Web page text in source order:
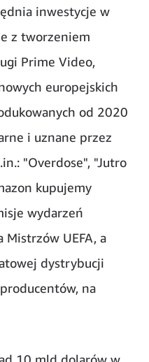
inwestycje w
z tworzeniem
Prime Video,
europejskich
od 2020
i uznane przez
"Overdose", "Jutro
kupujemy
wydarzeń
UEFA, a
dystrybucji
na